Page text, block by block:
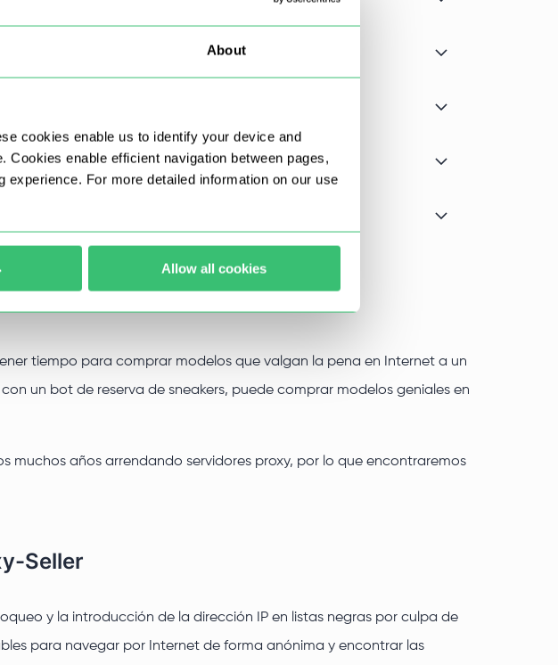
About
cookies enable us to identify your device and
enable efficient navigation between pages,
For more detailed information on our use
Allow all cookies
la compra?
tiempo para comprar modelos que valgan la pena en Internet a un
un bot de reserva de sneakers, puede comprar modelos geniales en
muchos años arrendando servidores proxy, por lo que encontraremos
Seller
y la introducción de la dirección IP en listas negras por culpa de
para navegar por Internet de forma anónima y encontrar las